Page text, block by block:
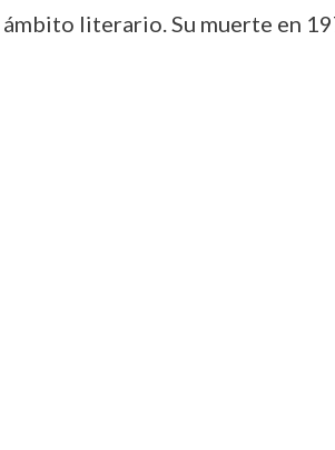
literario. Su muerte en